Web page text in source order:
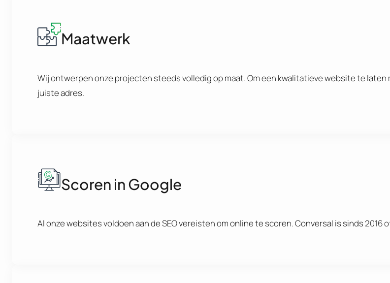
Maatwerk
Wij ontwerpen onze projecten steeds volledig op maat. Om een kwalitatieve website te laten
juiste adres.
Scoren in Google
Al onze websites voldoen aan de SEO vereisten om online te scoren. Conversal is sinds 2016